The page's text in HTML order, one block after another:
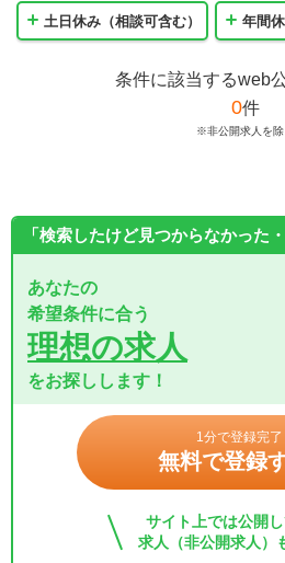
土日休み（相談可含む） 年間
条件に該当するweb
0件
※非公開求人を除
「検索したけど見つからなかった・
あなたの
希望条件に合う
理想の求人
をお探しします！
1分で登録完了
無料で登録
サイト上では公開
求人（非公開求人）